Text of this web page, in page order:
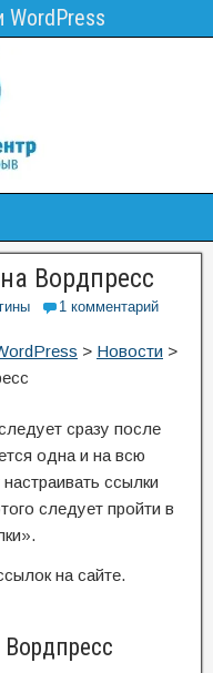
WordPress
Вордпресс
1 комментарий
> Новости >
сразу после
одна и на всю
ссылки
следует пройти в
на сайте.